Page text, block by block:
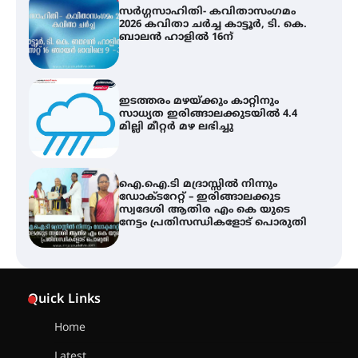
ഇടത്തരം മഴയ്ക്കും കാറ്റിനും
സാധ്യത ഇരിങ്ങാലക്കുടയിൽ 4.4
മില്ലി മീറ്റർ മഴ ലഭിച്ചു
ഐ.ഐ.ടി മദ്രാസ്സിൽ നിന്നും
ഡോക്ടറേറ്റ് – ഇരിങ്ങാലക്കുട
സ്വദേശി ആതിര എം കെ യുടെ
നേട്ടം പ്രതിസന്ധികളോട് പൊരുതി
ട്യുണീഷ്യൻ ചിത്രം ” ദി വോയിസ്
ഓഫ് ഹിന്ദ് റജബ് ” ഇരിങ്ങാലക്കുട
ഫിലിം സൊസൈറ്റി ആഗസ്റ്റ് 7
വെള്ളിയാഴ്ച സ്‌ക്രീൻ ചെയ്യുന്നു
Quick Links
Home